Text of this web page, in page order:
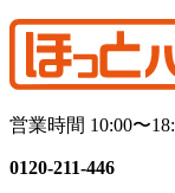
営業時間 10:00〜
0120-211-446